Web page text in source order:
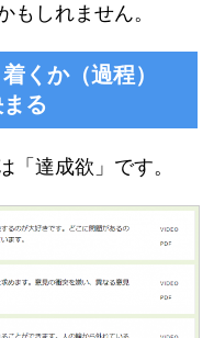
もしれません。
くか（過程）
る
「達成欲」です。